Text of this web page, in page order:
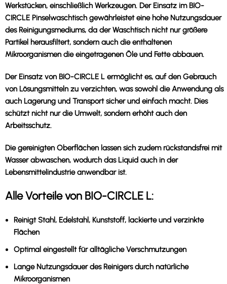
Werkstücken, einschließlich Werkzeugen. Der Einsatz im BIO-
CIRCLE Pinselwaschtisch gewährleistet eine hohe Nutzungsdauer
des Reinigungsmediums, da der Waschtisch nicht nur größere
Partikel herausfiltert, sondern auch die enthaltenen
Mikroorganismen die eingetragenen Öle und Fette abbauen.
Der Einsatz von BIO-CIRCLE L ermöglicht es, auf den Gebrauch
von Lösungsmitteln zu verzichten, was sowohl die Anwendung als
auch Lagerung und Transport sicher und einfach macht. Dies
schützt nicht nur die Umwelt, sondern erhöht auch den
Arbeitsschutz.
Die gereinigten Oberflächen lassen sich zudem rückstandsfrei mit
Wasser abwaschen, wodurch das Liquid auch in der
Lebensmittelindustrie anwendbar ist.
Alle Vorteile von BIO-CIRCLE L:
ReinigtStahl, Edelstahl, Kunststoff, lackierte und verzinkte
Flächen
Optimal eingestelltfür alltägliche Verschmutzungen
Lange Nutzungsdauerdes Reinigers durch natürliche
Mikroorganismen